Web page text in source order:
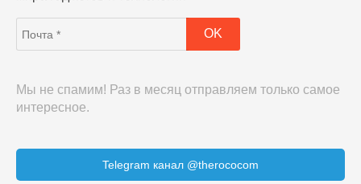
Мы не спамим! Раз в месяц отправляем только самое
интересное.
Telegram канал @therococom